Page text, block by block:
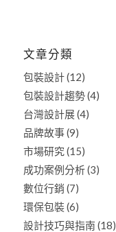
文章分類
包裝設計(12)
包裝設計趨勢(4)
台灣設計展(4)
品牌故事(9)
市場研究(15)
成功案例分析(3)
數位行銷 (7)
環保包裝(6)
設計技巧與指南 (18)